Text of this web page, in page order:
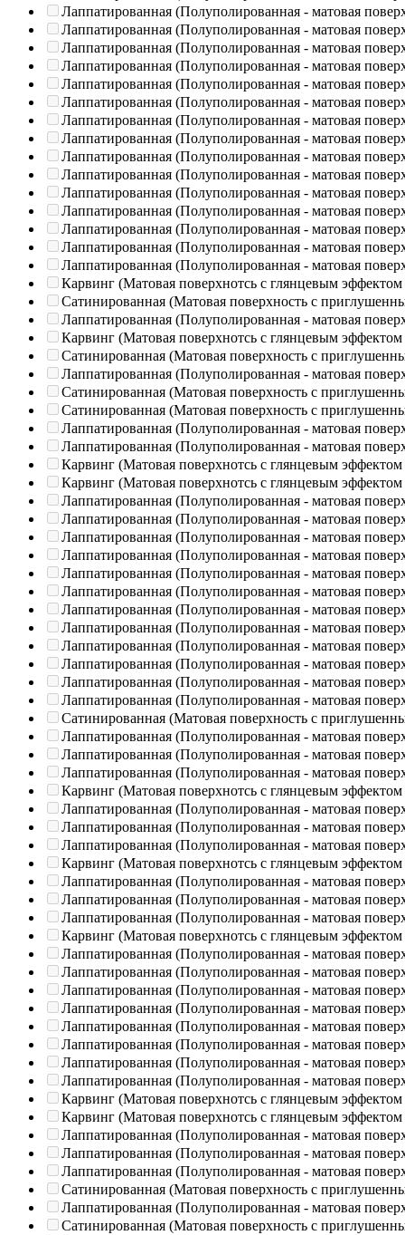
Лаппатированная (Полуполированная - матовая
Лаппатированная (Полуполированная - матовая
Лаппатированная (Полуполированная - матовая
Лаппатированная (Полуполированная - матовая
Лаппатированная (Полуполированная - матовая
Лаппатированная (Полуполированная - матовая
Лаппатированная (Полуполированная - матовая
Лаппатированная (Полуполированная - матовая
Лаппатированная (Полуполированная - матовая
Лаппатированная (Полуполированная - матовая
Лаппатированная (Полуполированная - матовая
Лаппатированная (Полуполированная - матовая
Лаппатированная (Полуполированная - матовая
Лаппатированная (Полуполированная - матовая
Лаппатированная (Полуполированная - матовая
Карвинг (Матовая поверхнотсь с глянцевым эффектом
Сатинированная (Матовая поверхность с
Лаппатированная (Полуполированная - матовая
Карвинг (Матовая поверхнотсь с глянцевым эффектом
Сатинированная (Матовая поверхность с
Лаппатированная (Полуполированная - матовая
Сатинированная (Матовая поверхность с
Сатинированная (Матовая поверхность с
Лаппатированная (Полуполированная - матовая
Лаппатированная (Полуполированная - матовая
Карвинг (Матовая поверхнотсь с глянцевым эффектом
Карвинг (Матовая поверхнотсь с глянцевым эффектом
Лаппатированная (Полуполированная - матовая
Лаппатированная (Полуполированная - матовая
Лаппатированная (Полуполированная - матовая
Лаппатированная (Полуполированная - матовая
Лаппатированная (Полуполированная - матовая
Лаппатированная (Полуполированная - матовая
Лаппатированная (Полуполированная - матовая
Лаппатированная (Полуполированная - матовая
Лаппатированная (Полуполированная - матовая
Лаппатированная (Полуполированная - матовая
Лаппатированная (Полуполированная - матовая
Лаппатированная (Полуполированная - матовая
Сатинированная (Матовая поверхность с
Лаппатированная (Полуполированная - матовая
Лаппатированная (Полуполированная - матовая
Лаппатированная (Полуполированная - матовая
Карвинг (Матовая поверхнотсь с глянцевым эффектом
Лаппатированная (Полуполированная - матовая
Лаппатированная (Полуполированная - матовая
Лаппатированная (Полуполированная - матовая
Карвинг (Матовая поверхнотсь с глянцевым эффектом
Лаппатированная (Полуполированная - матовая
Лаппатированная (Полуполированная - матовая
Лаппатированная (Полуполированная - матовая
Карвинг (Матовая поверхнотсь с глянцевым эффектом
Лаппатированная (Полуполированная - матовая
Лаппатированная (Полуполированная - матовая
Лаппатированная (Полуполированная - матовая
Лаппатированная (Полуполированная - матовая
Лаппатированная (Полуполированная - матовая
Лаппатированная (Полуполированная - матовая
Лаппатированная (Полуполированная - матовая
Лаппатированная (Полуполированная - матовая
Карвинг (Матовая поверхнотсь с глянцевым эффектом
Карвинг (Матовая поверхнотсь с глянцевым эффектом
Лаппатированная (Полуполированная - матовая
Лаппатированная (Полуполированная - матовая
Лаппатированная (Полуполированная - матовая
Сатинированная (Матовая поверхность с
Лаппатированная (Полуполированная - матовая
Сатинированная (Матовая поверхность с